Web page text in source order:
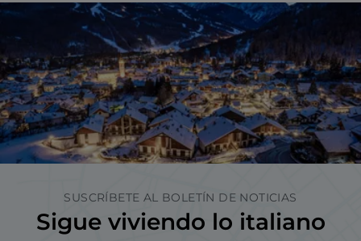
SUSCRÍBETE AL BOLETÍN DE NOTICIAS
Sigue viviendo lo italiano